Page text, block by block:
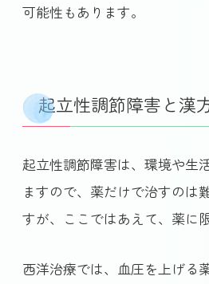
可能性もあります。
起立性調節障害と漢
起立性調節障害は、環境や生
ますので、薬だけで治すのは
すが、ここではあえて、薬に
西洋治療では、血圧を上げる